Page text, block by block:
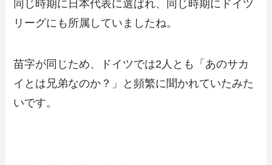
同じ時期に日本代表に選ばれ、同じ時期にドイツ
リーグにも所属していましたね。
苗字が同じため、ドイツでは2人とも「あのサカ
イとは兄弟なのか？」と頻繁に聞かれていたみた
いです。